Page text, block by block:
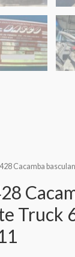
Cacamba
Truck